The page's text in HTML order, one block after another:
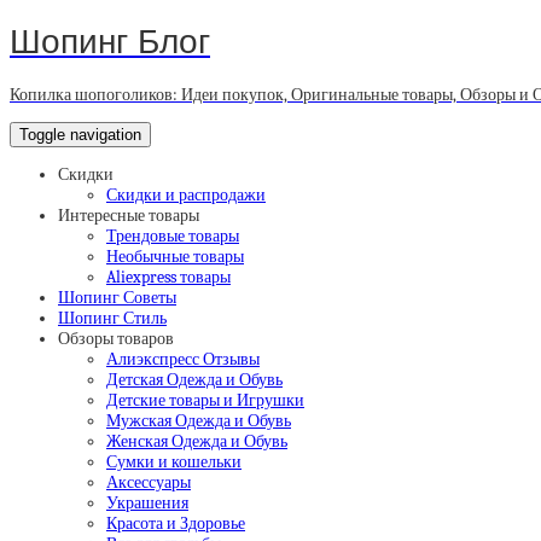
Шопинг Блог
Копилка шопоголиков: Идеи покупок, Оригинальные товары, Обзоры и
Toggle navigation
Скидки
Скидки и распродажи
Интересные товары
Трендовые товары
Необычные товары
Aliexpress товары
Шопинг Советы
Шопинг Стиль
Обзоры товаров
Алиэкспресс Отзывы
Детская Одежда и Обувь
Детские товары и Игрушки
Мужская Одежда и Обувь
Женская Одежда и Обувь
Сумки и кошельки
Аксессуары
Украшения
Красота и Здоровье